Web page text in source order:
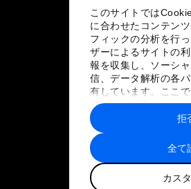
このサイトでは
に合わせたコンテン
フィックの分析を行
ザーによるサイトの
報を収集し、ソーシ
信、データ解析の各
有しています。ここ
ユーザーが各パート
報や各パートナーの
に収集された情報と
トナーによって使用さ
す。
全て
カス
拒